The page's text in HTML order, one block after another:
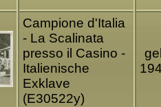
Campione d'Italia
- La Scalinata
presso il Casino -
Italienische
Exklave
(E30522y)